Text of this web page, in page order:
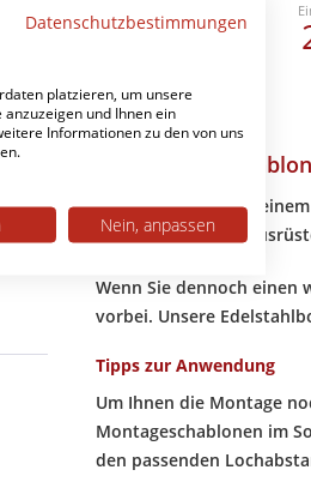
Bohrer und
Kantrohrgleiter mit einem
mit Möbelgleitern
Wenn Sie dennoch
vorbei. Unsere
Tipps zur Anwendung
Um Ihnen die Montage
Montageschablonen im
den passenden
Datenschutzbestimmungen
platzieren, um unsere
und Ihnen ein
Informationen zu den von uns
Nein, anpassen